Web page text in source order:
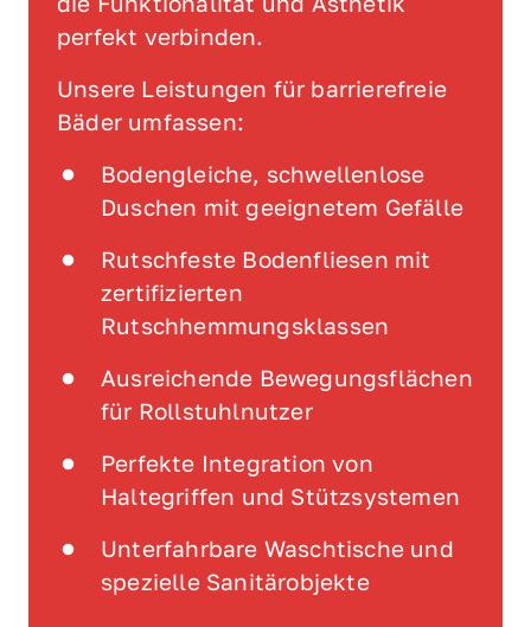
perfekt verbinden.
Unsere Leistungen für barrierefreie
Bäder umfassen:
Bodengleiche, schwellenlose
Duschen mit geeignetem Gefälle
Rutschfeste Bodenfliesen mit
zertifizierten
Rutschhemmungsklassen
Ausreichende Bewegungsflächen
für Rollstuhlnutzer
Perfekte Integration von
Haltegriffen und Stützsystemen
Unterfahrbare Waschtische und
spezielle Sanitärobjekte